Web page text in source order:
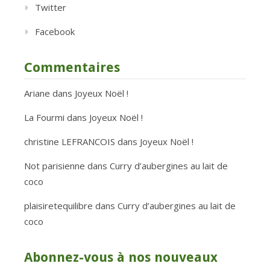
Twitter
Facebook
Commentaires
Ariane dans Joyeux Noël !
La Fourmi dans Joyeux Noël !
christine LEFRANCOIS dans Joyeux Noël !
Not parisienne dans Curry d’aubergines au lait de
coco
plaisiretequilibre dans Curry d’aubergines au lait de
coco
Abonnez-vous à nos nouveaux